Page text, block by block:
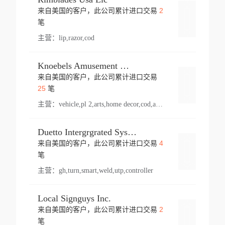
来自美国的客户，此公司累计进口交易 2
笔
主营： lip,razor,cod
Knoebels Amusement Resort
来自美国的客户，此公司累计进口交易
25笔
主营： vehicle,pl 2,arts,home decor,cod,amusement ride,sea
Duetto Intergrgrated Systems Inc.
来自美国的客户，此公司累计进口交易 4
笔
主营： gh,turn,smart,weld,utp,controller
Local Signguys Inc.
来自美国的客户，此公司累计进口交易 2
笔